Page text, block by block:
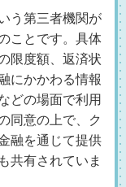
う第三者機関が
ことです。具体
限度額、返済状
にかかわる情報
どの場面で利用
同意の上で、ク
融を通じて提供
共有されていま